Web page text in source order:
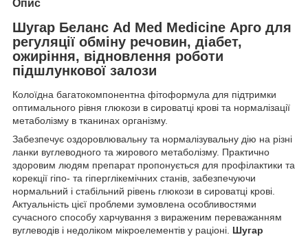
Опис
Шугар Беланс Ad Med Medicine Арго для
регуляції обміну речовин, діабет,
ожиріння, відновлення роботи
підшлункової залози
Колоїдна багатокомпонентна фітоформула для підтримки
оптимального рівня глюкози в сироватці крові та нормалізації
метаболізму в тканинах організму.
Забезпечує оздоровлювальну та нормалізувальну дію на різні
ланки вуглеводного та жирового метаболізму. Практично
здоровим людям препарат пропонується для профілактики та
корекції гіпо- та гіперглікемічних станів, забезпечуючи
нормальний і стабільний рівень глюкози в сироватці крові.
Актуальність цієї проблеми зумовлена особливостями
сучасного способу харчування з вираженим переважанням
вуглеводів і недоліком мікроелементів у раціоні. Шугар